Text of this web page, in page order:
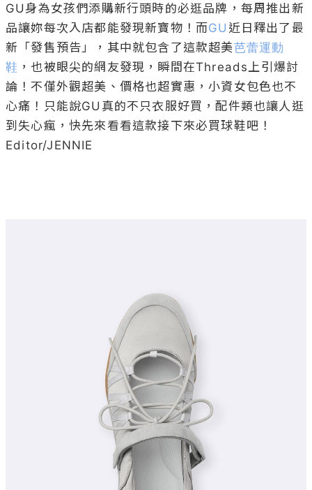
GU身為女孩們添購新行頭時的必逛品牌，每周推出新
品讓妳每次入店都能發現新寶物！而GU 近日釋出了最
新「發售預告」，其中就包含了這款超美芭蕾運動
鞋 ，也被眼尖的網友發現，瞬間在Threads上引爆討
論！不僅外觀超美、價格也超實惠，小資女包色也不
心痛！只能說GU真的不只衣服好買，配件類也讓人逛
到失心瘋，快先來看看這款接下來必買球鞋吧！
Editor/JENNIE